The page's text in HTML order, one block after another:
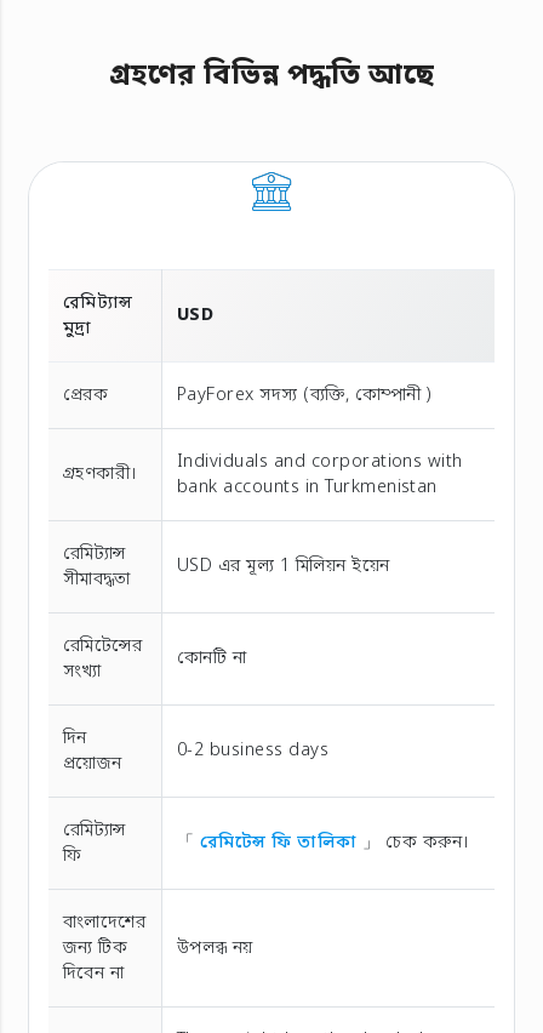
গ্রহণের বিভিন্ন পদ্ধতি আছে
রেমিট্যান্স
মুদ্রা
USD
প্রেরক PayForex সদস্য (ব্যক্তি, কোম্পানী )
গ্রহণকারী।
Individuals and corporations with
bank accounts in Turkmenistan
রেমিট্যান্স
সীমাবদ্ধতা
USD এর মূল্য 1 মিলিয়ন ইয়েন
রেমিটেন্সের
সংখ্যা
কোনটি না
দিন
প্রয়োজন
0-2 business days
রেমিট্যান্স
ফি
「 রেমিটেন্স ফি তালিকা 」 চেক করুন।
বাংলাদেশের
জন্য টিক
দিবেন না
উপলব্ধ নয়